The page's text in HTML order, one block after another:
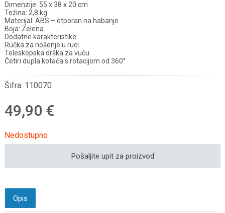
Dimenzije: 55 x 38 x 20 cm
Težina: 2,8 kg
Materijal: ABS – otporan na habanje
Boja: Zelena
Dodatne karakteristike:
Ručka za nošenje u ruci
Teleskopska drška za vuču
Četiri dupla kotača s rotacijom od 360°
Šifra: 110070
49,90 €
Nedostupno
Pošaljite upit za proizvod
Opis